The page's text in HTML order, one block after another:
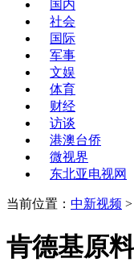
国内
社会
国际
军事
文娱
体育
财经
访谈
港澳台侨
微视界
东北亚电视网
当前位置： 中新视频 >
肯德基原